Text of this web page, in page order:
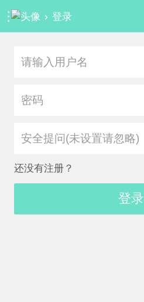
› 登录
安全提问(未设置请忽略)
还没有注册？
登录